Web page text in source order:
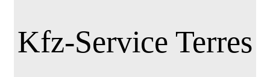
Kfz-Service Terres